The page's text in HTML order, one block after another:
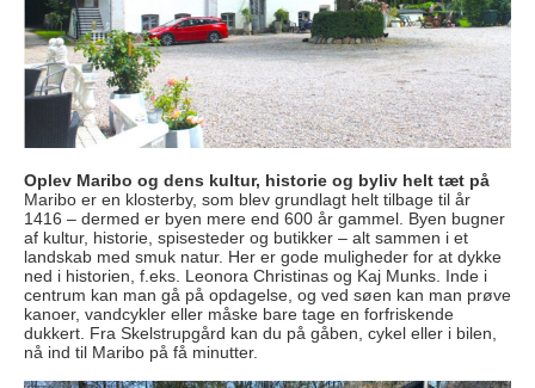
Oplev Maribo og dens kultur, historie og byliv helt tæt på
Maribo er en klosterby, som blev grundlagt helt tilbage til år
1416 – dermed er byen mere end 600 år gammel. Byen bugner
af kultur, historie, spisesteder og butikker – alt sammen i et
landskab med smuk natur. Her er gode muligheder for at dykke
ned i historien, f.eks. Leonora Christinas og Kaj Munks. Inde i
centrum kan man gå på opdagelse, og ved søen kan man prøve
kanoer, vandcykler eller måske bare tage en forfriskende
dukkert. Fra Skelstrupgård kan du på gåben, cykel eller i bilen,
nå ind til Maribo på få minutter.